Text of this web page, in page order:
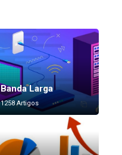
Banda Larga
1258 Artigos